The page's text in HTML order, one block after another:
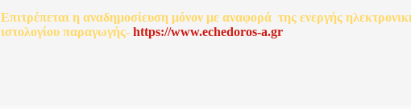
Επιτρέπεται η αναδημοσίευση μόνον με αναφορά της ενεργής
ιστολογίου παραγωγής- https://www.echedoros-a.gr